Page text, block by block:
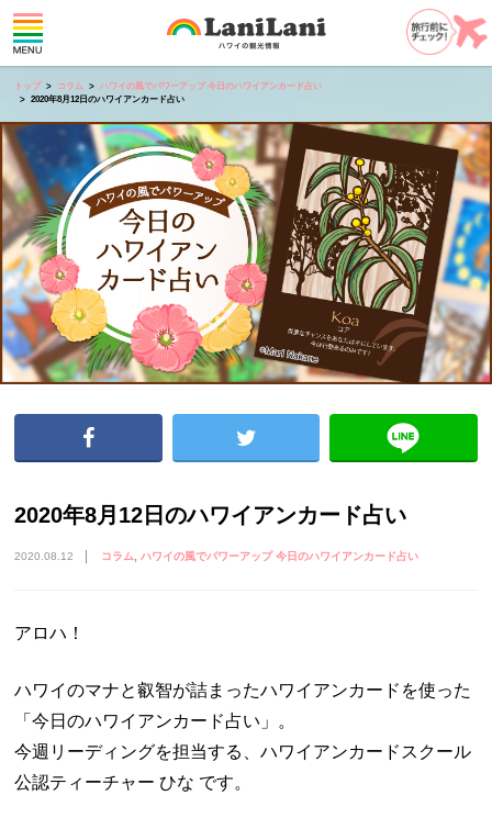
トップ コラム
ハワイの風でパワーアップ 今日のハワイアンカード占い
2020年8月12日のハワイアンカード占い
2020年8月12日のハワイアンカード占い
2020.08.12 コラム ハワイの風でパワーアップ 今日のハワイアンカード占い
アロハ！
ハワイのマナと叡智が詰まったハワイアンカードを使った
「今日のハワイアンカード占い」。
今週リーディングを担当する、ハワイアンカードスクール
公認ティーチャー ひな です。